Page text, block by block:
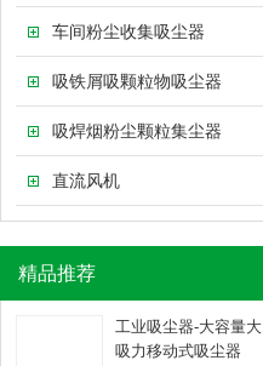
车间粉尘收集吸尘器
吸铁屑吸颗粒物吸尘器
吸焊烟粉尘颗粒集尘器
直流风机
精品推荐
工业吸尘器-大容量大
吸力移动式吸尘器